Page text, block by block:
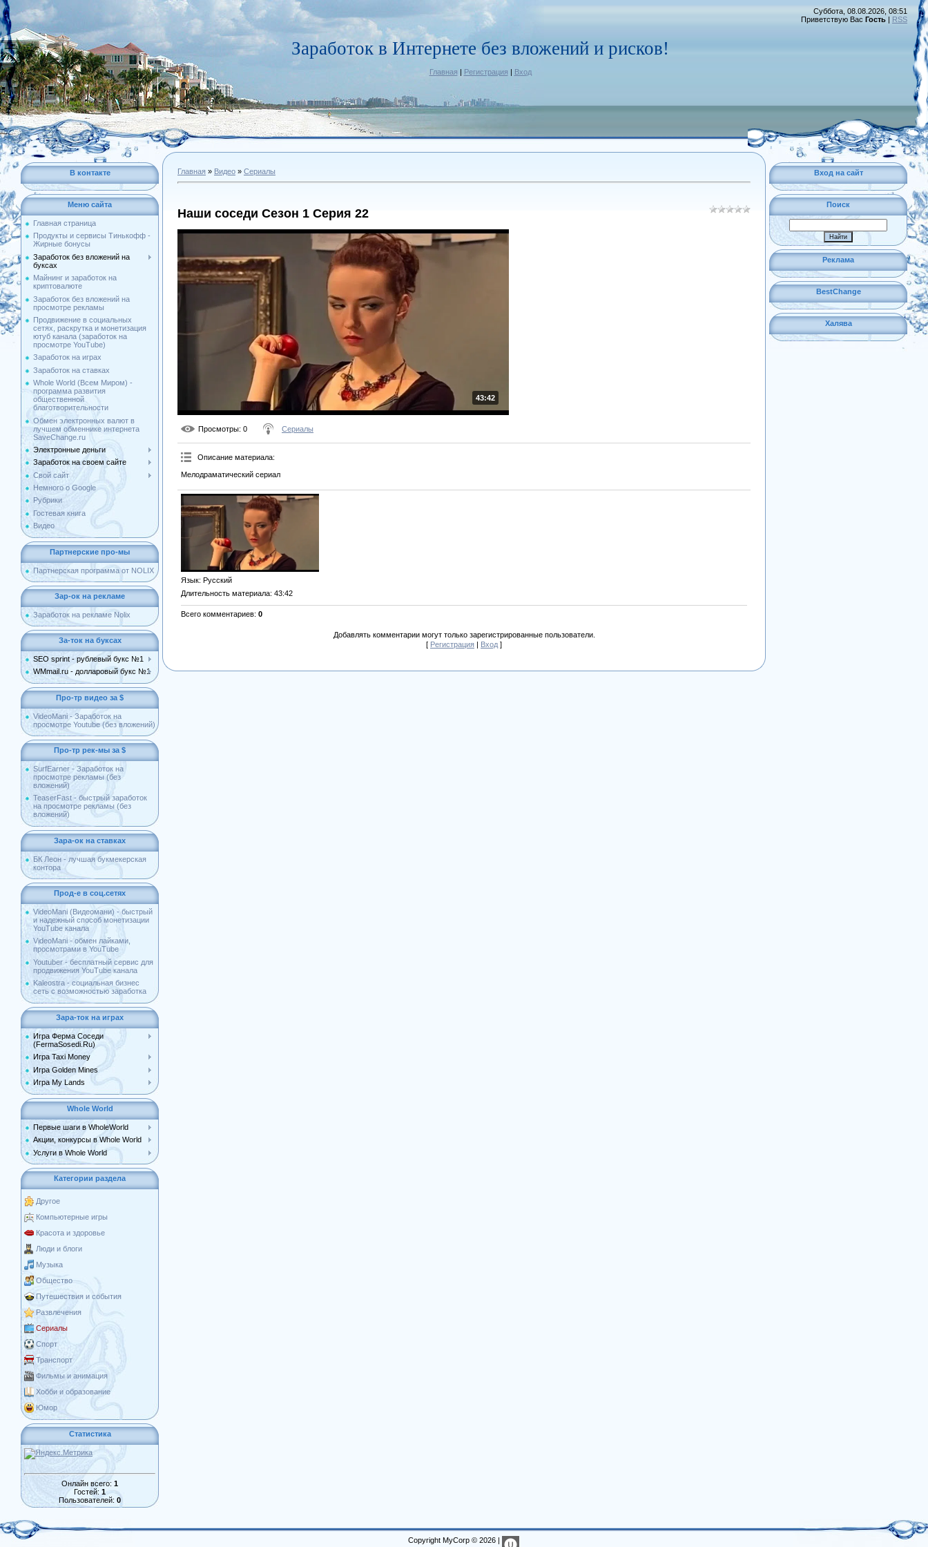
Заработок в Интернете без вложений и рисков!
Главная | Регистрация | Вход
Суббота, 08.08.2026, 08:51
Приветствую Вас Гость | RSS
В контакте
Меню сайта
Главная страница
Продукты и сервисы Тинькофф -
Жирные бонусы
Заработок без вложений на
буксах
Майнинг и заработок на
криптовалюте
Заработок без вложений на
просмотре рекламы
Продвижение в социальных
сетях, раскрутка и монетизация
ютуб канала (заработок на
просмотре YouTube)
Заработок на играх
Заработок на ставках
Whole World (Всем Миром) -
программа развития
общественной
благотворительности
Обмен электронных валют в
лучшем обменнике интернета
SaveChange.ru
Электронные деньги
Заработок на своем сайте
Свой сайт
Немного о Google
Рубрики
Гостевая книга
Видео
Партнерские про-мы
Партнерская программа от NOLIX
Зар-ок на рекламе
Заработок на рекламе Nolix
За-ток на буксах
SEO sprint - рублевый букс №1
WMmail.ru - долларовый букс №1
Про-тр видео за $
VideoMani - Заработок на
просмотре Youtube (без вложений)
Про-тр рек-мы за $
SurfEarner - Заработок на
просмотре рекламы (без
вложений)
TeaserFast - быстрый заработок
на просмотре рекламы (без
вложений)
Зара-ок на ставках
БК Леон - лучшая букмекерская
контора
Прод-е в соц.сетях
VideoMani (Видеомани) - быстрый
и надежный способ монетизации
YouTube канала
VideoMani - обмен лайками,
просмотрами в YouTube
Youtuber - бесплатный сервис для
продвижения YouTube канала
Kaleostra - социальная бизнес
сеть с возможностью заработка
Зара-ток на играх
Игра Ферма Соседи
(FermaSosedi.Ru)
Игра Taxi Money
Игра Golden Mines
Игра My Lands
Whole World
Первые шаги в WholeWorld
Акции, конкурсы в Whole World
Услуги в Whole World
Категории раздела
Другое
Компьютерные игры
Красота и здоровье
Люди и блоги
Музыка
Общество
Путешествия и события
Развлечения
Сериалы
Спорт
Транспорт
Фильмы и анимация
Хобби и образование
Юмор
Статистика
Онлайн всего: 1
Гостей: 1
Пользователей: 0
Главная » Видео » Сериалы
Наши соседи Сезон 1 Серия 22
43:42
Просмотры: 0 Сериалы
Описание материала:
Мелодраматический сериал
Язык: Русский
Длительность материала: 43:42
Всего комментариев: 0
Добавлять комментарии могут только зарегистрированные пользователи.
[ Регистрация | Вход ]
Вход на сайт
Поиск
Реклама
BestChange
Халява
Copyright MyCorp © 2026 |